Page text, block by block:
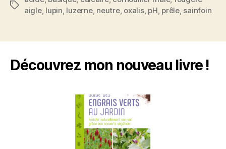
Étiquettes
aigle, lupin, luzerne, neutre, oxalis, pH, prêle, sainfoin
Découvrez mon nouveau livre !